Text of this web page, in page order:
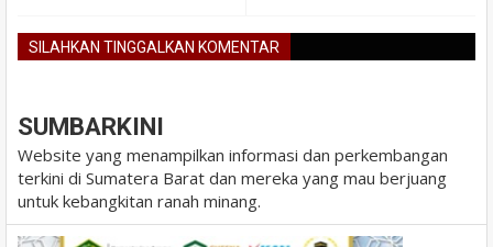
SILAHKAN TINGGALKAN KOMENTAR
SUMBARKINI
Website yang menampilkan informasi dan perkembangan
terkini di Sumatera Barat dan mereka yang mau berjuang
untuk kebangkitan ranah minang.